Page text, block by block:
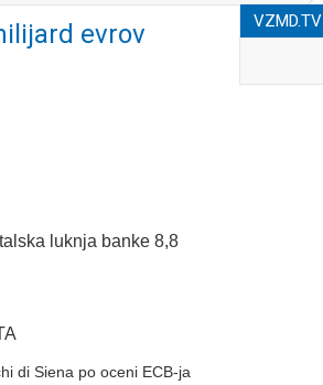
evrov
luknja banke 8,8
di Siena po oceni ECB-ja
VZMD.TV